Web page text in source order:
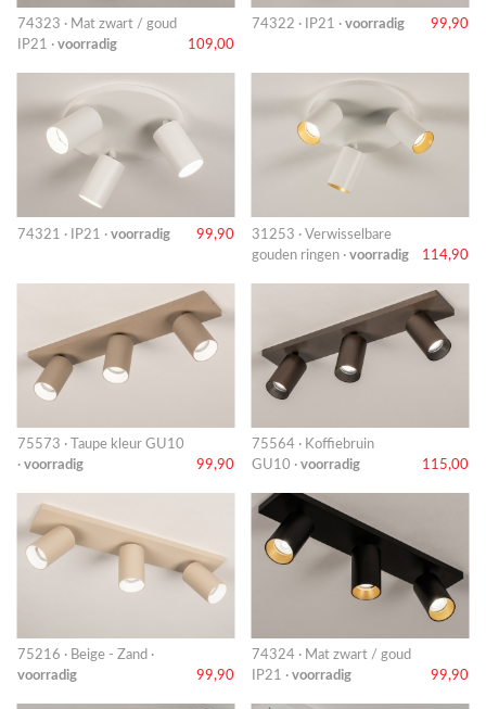
74323 · Mat zwart / goud
IP21 · voorradig 109,00
74322 · IP21 · voorradig 99,90
74321 · IP21 · voorradig 99,90
31253 · Verwisselbare
gouden ringen · voorradig 114,90
75573 · Taupe kleur GU10
· voorradig 99,90
75564 · Koffiebruin
GU10 · voorradig 115,00
75216 · Beige - Zand ·
voorradig
99,90
74324 · Mat zwart / goud
IP21 · voorradig 99,90